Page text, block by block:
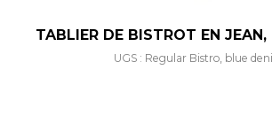
TABLIER DE BISTROT EN JEAN,
UGS : Regular Bistro, blue